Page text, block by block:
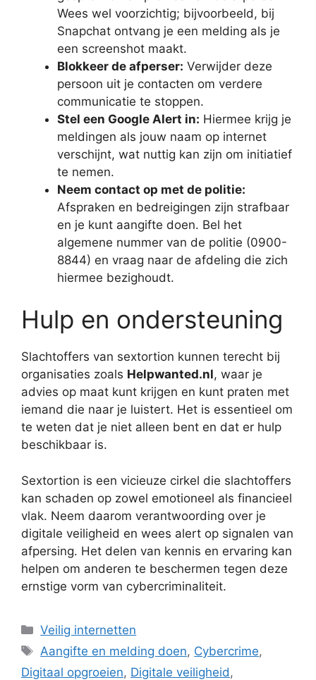
Wees wel voorzichtig; bijvoorbeeld, bij
Snapchat ontvang je een melding als je
een screenshot maakt.
Blokkeer de afperser: Verwijder deze
persoon uit je contacten om verdere
communicatie te stoppen.
Stel een Google Alert in: Hiermee krijg je
meldingen als jouw naam op internet
verschijnt, wat nuttig kan zijn om initiatief
te nemen.
Neem contact op met de politie:
Afspraken en bedreigingen zijn strafbaar
en je kunt aangifte doen. Bel het
algemene nummer van de politie (0900-
8844) en vraag naar de afdeling die zich
hiermee bezighoudt.
Hulp en ondersteuning
Slachtoffers van sextortion kunnen terecht bij
organisaties zoals Helpwanted.nl, waar je
advies op maat kunt krijgen en kunt praten met
iemand die naar je luistert. Het is essentieel om
te weten dat je niet alleen bent en dat er hulp
beschikbaar is.
Sextortion is een vicieuze cirkel die slachtoffers
kan schaden op zowel emotioneel als financieel
vlak. Neem daarom verantwoording over je
digitale veiligheid en wees alert op signalen van
afpersing. Het delen van kennis en ervaring kan
helpen om anderen te beschermen tegen deze
ernstige vorm van cybercriminaliteit.
Categorieën
Veilig internetten
Tags
Aangifte en melding doen, Cybercrime,
Digitaal opgroeien, Digitale veiligheid ,